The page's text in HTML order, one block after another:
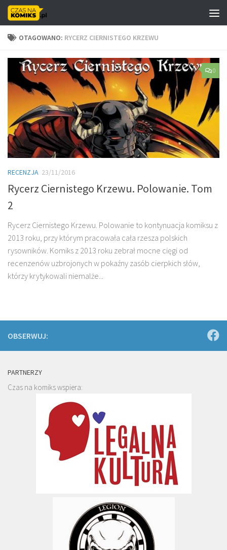
Skip to content
OTAGOWANO: RYCERZ CIERNISTEGO KRZEWU
0
RECENZJA 23/11/2016
Rycerz Ciernistego Krzewu. Polowanie. Tom
2
Rycerz Ciernistego Krzewu. Polowanie to kontynuacja komiksu z
2013 roku, przy którym pracowała cała rzesza polskich
rysowników. Komiks z 2013 roku zebrał mocne cięgi od
recenzenów uzbrojonych w pokaźny zasób cierpkich słów,
którzy krytykowali niemalże...
OBSERWUJ:
PARTNERZY
Czas na komiks wspiera: